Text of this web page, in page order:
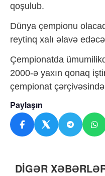
qoşulub.
Dünya çempionu
reytinq xalı əlavə
Çempionatda
2000-ə yaxın qonaq
çempionat
Paylaşın
DİGƏR